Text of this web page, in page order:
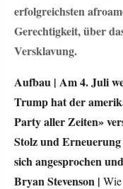
erfolgreichsten
Gerechtigkeit, über
Versklavung.
Aufbau | Am 4. Juli
Trump hat der
Party aller Zeiten»
Stolz und Erneuerung
sich angesprochen
Bryan Stevenson |
Wie